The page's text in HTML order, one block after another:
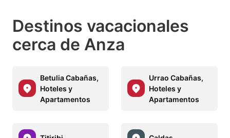
Destinos vacacionales
cerca de Anza
Betulia Cabañas,
Hoteles y
Apartamentos
Urrao Cabañas,
Hoteles y
Apartamentos